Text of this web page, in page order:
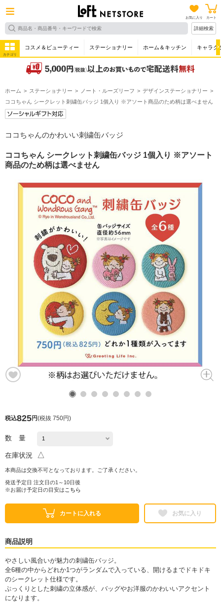
お気に入り カート
詳細検索
カテゴリ
コスメ＆ビューティー ステーショナリー ホーム＆キッチン キャラク
ホーム ステーショナリー ノート・ルーズリーフ
デザインステーショナリー
ココちゃん シークレット刺繍缶バッジ 1個入り ※アソート商品のため柄は選べません
ココちゃんのかわいい刺繍缶バッジ
ココちゃん シークレット刺繍缶バッジ 1個入り ※アソート
商品のため柄は選べません
税込825円(税抜 750円)
数 量
在庫状況 △
本商品は交換不可となっております。ご了承ください。
発送予定日 注文日の1～10日後
※お届け予定日の目安は こちら
カートに入れる お気に入り
商品説明
やさしい風合いが魅力の刺繍缶バッジ。
全6種の中からどれか1つがランダムで入っている、開けるまでドキドキ
のシークレット仕様です。
ぷっくりとした刺繍の立体感が、バッグやお洋服のかわいいアクセント
になります。